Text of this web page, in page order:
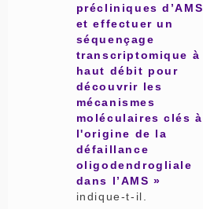
précliniques d’AMS
et effectuer un
séquençage
transcriptomique à
haut débit pour
découvrir les
mécanismes
moléculaires clés à
l'origine de la
défaillance
oligodendrogliale
dans l’AMS »
indique-t-il.